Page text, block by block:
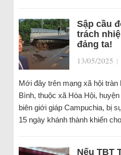
Sập cầu
trách
đảng ta!
13/05/2025 |
Mới đây trên mạng xã hội tràn
Bình, thuộc xã Hòa Hội,
biên giới giáp Campuchia, bị
15 ngày khánh thành khiến
Nếu TBT